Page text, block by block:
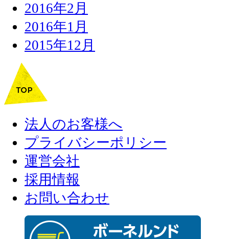
2016年2月
2016年1月
2015年12月
法人のお客様へ
プライバシーポリシー
運営会社
採用情報
お問い合わせ